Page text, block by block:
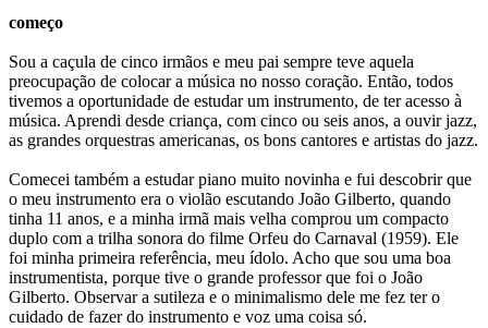
começo
Sou a caçula de cinco irmãos e meu pai sempre teve aquela
preocupação de colocar a música no nosso coração. Então, todos
tivemos a oportunidade de estudar um instrumento, de ter acesso à
música. Aprendi desde criança, com cinco ou seis anos, a ouvir jazz,
as grandes orquestras americanas, os bons cantores e artistas do jazz.
Comecei também a estudar piano muito novinha e fui descobrir que
o meu instrumento era o violão escutando João Gilberto, quando
tinha 11 anos, e a minha irmã mais velha comprou um compacto
duplo com a trilha sonora do filme Orfeu do Carnaval (1959). Ele
foi minha primeira referência, meu ídolo. Acho que sou uma boa
instrumentista, porque tive o grande professor que foi o João
Gilberto. Observar a sutileza e o minimalismo dele me fez ter o
cuidado de fazer do instrumento e voz uma coisa só.